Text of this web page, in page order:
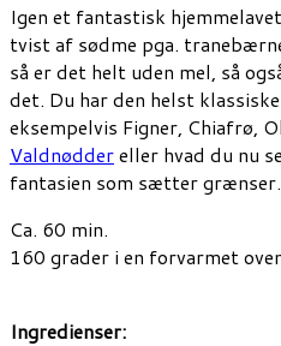
Igen et fantastisk
tvist af sødme pga.
så er det helt uden mel, så
det. Du har den helst
eksempelvis Figner, Chiafrø,
Valdnøddereller hvad du nu
fantasien som sætter grænser.
Ca. 60 min.
160 grader i en forvarmet
Ingredienser: